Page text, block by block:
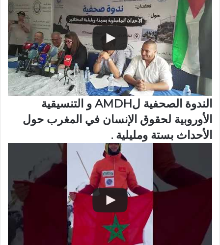
الندوة الصحفية لAMDH و التنسيقية
الأوروبية لحقوق الإنسان في المغرب حول
الأحداث بستة ومليلية .